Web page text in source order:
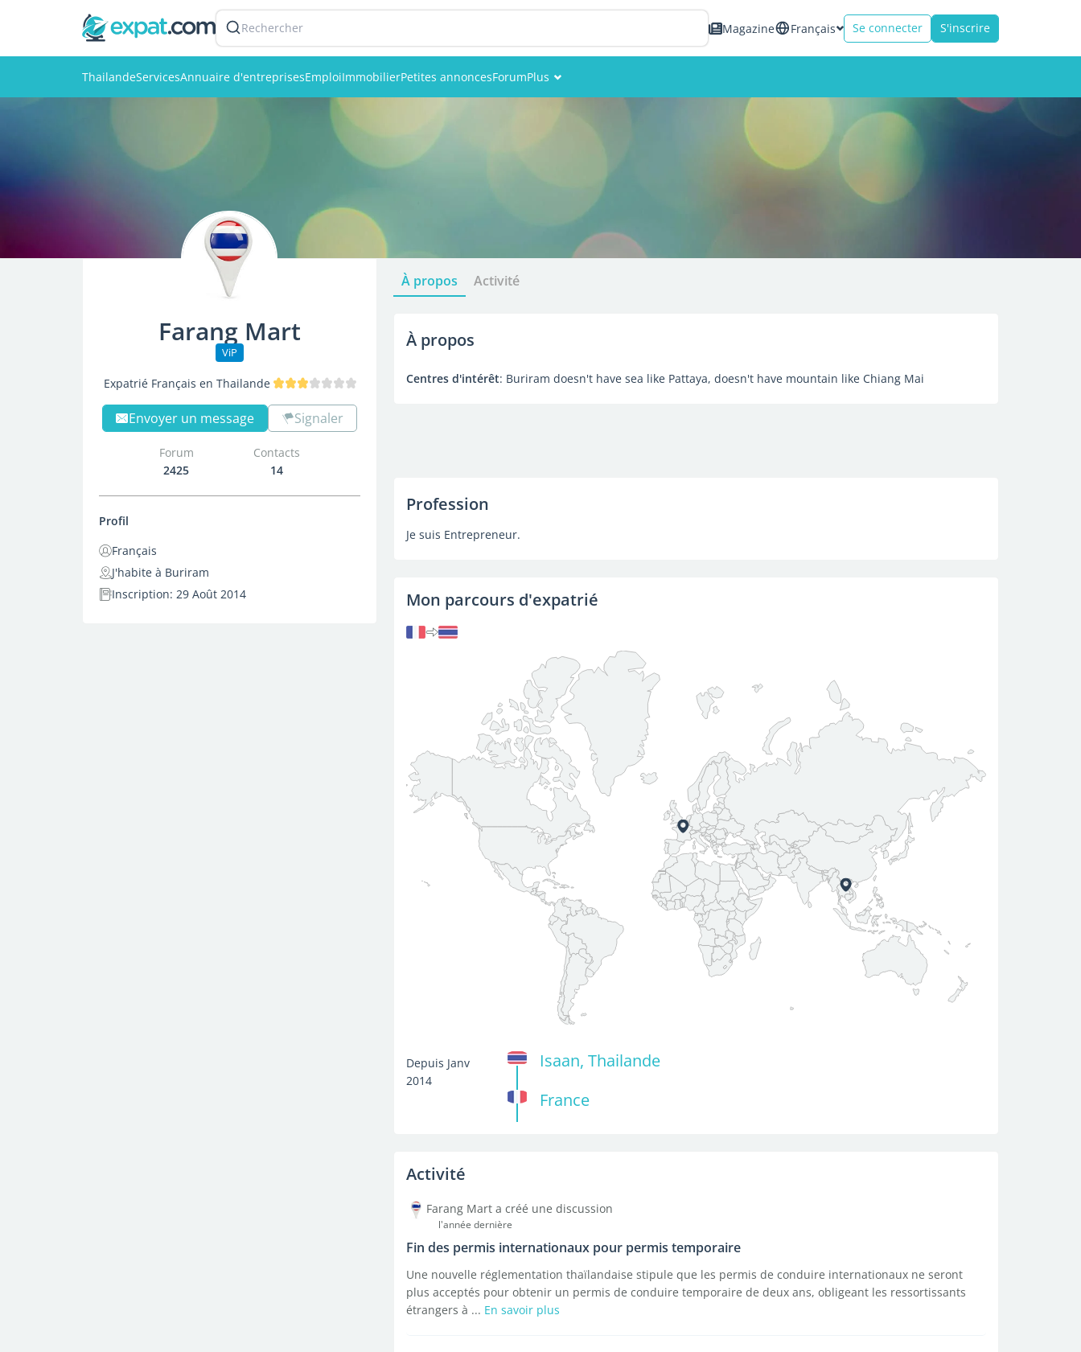
Rechercher Magazine Français Se connecter S'inscrire
ThailandeServicesAnnuaire d'entreprisesEmploiImmobilierPetites annoncesForumPlus
Farang Mart
ViP
Expatrié Français en Thailande
Envoyer un message Signaler
Forum
2425
Contacts
14
Profil
Français
J'habite à Buriram
Inscription: 29 Août 2014
À propos Activité
À propos
Centres d'intérêt: Buriram doesn't have sea like Pattaya, doesn't have mountain like Chiang Mai
Profession
Je suis Entrepreneur.
Mon parcours d'expatrié
Depuis Janv
2014
Isaan, Thailande
France
Activité
Farang Mart a créé une discussion
l'année dernière
Fin des permis internationaux pour permis temporaire
Une nouvelle réglementation thaïlandaise stipule que les permis de conduire internationaux ne seront
plus acceptés pour obtenir un permis de conduire temporaire de deux ans, obligeant les ressortissants
étrangers à ... En savoir plus